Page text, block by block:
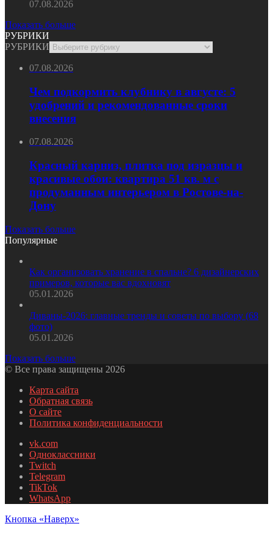
07.08.2026
Показать больше
РУБРИКИ
РУБРИКИ
07.08.2026
Чем подкормить клубнику в августе: 5
удобрений и рекомендованные сроки
внесения
07.08.2026
Красный карниз, плитка под изразцы и
красивые обои: квартира 51 кв. м с
продуманным интерьером в Ростове-на-
Дону
Показать больше
Популярные
Как организовать хранение в спальне? 6 дизайнерских
примеров, которые вас вдохновят
05.01.2026
Диваны-2026: главные тренды и советы по выбору (68
фото)
05.01.2026
Показать больше
© Все права защищены 2026
Карта сайта
Обратная связь
О сайте
Политика конфиденциальности
vk.com
Одноклассники
Twitch
Telegram
TikTok
WhatsApp
Кнопка «Наверх»